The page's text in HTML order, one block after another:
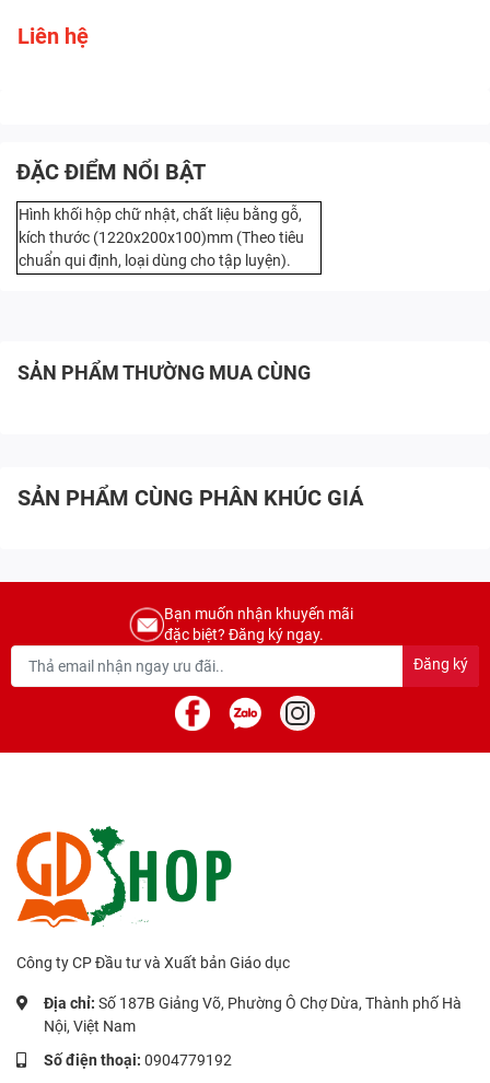
Liên hệ
ĐẶC ĐIỂM NỔI BẬT
Hình khối hộp chữ nhật, chất liệu bằng gỗ,
kích thước (1220x200x100)mm (Theo tiêu
chuẩn qui định, loại dùng cho tập luyện).
SẢN PHẨM THƯỜNG MUA CÙNG
SẢN PHẨM CÙNG PHÂN KHÚC GIÁ
Bạn muốn nhận khuyến mãi
đặc biệt? Đăng ký ngay.
Đăng ký
Công ty CP Đầu tư và Xuất bản Giáo dục
Địa chỉ: Số 187B Giảng Võ, Phường Ô Chợ Dừa, Thành phố Hà
Nội, Việt Nam
Số điện thoại: 0904779192